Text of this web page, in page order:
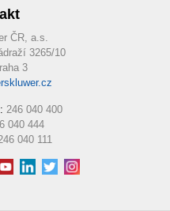
ČR, a.s.
3265/10
3
246 040 400
040 444
040 111